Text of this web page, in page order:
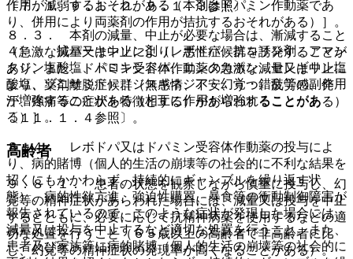
作用が減弱するおそれがある（本剤はドパミン作動薬であ
り、併用により両薬剤の作用が拮抗するおそれがある）］。
４）． 抗パーキンソン剤（レボドパ、抗コリン剤、アマン
タジン塩酸塩、ドロキシドパ、エンタカポン、セレギリン塩
酸塩、ゾニサミド）［ジスキネジア・幻覚・錯乱等の副作用
が増強することがある（相互に作用が増強することがあ
る）］。
高齢者
９．８．１． 患者の状態を観察しながら慎重に投与し、幻
覚等の精神症状があらわれた場合には、減量又は投与を中止
するとともに、必要に応じて抗精神病薬を使用するなどの適
切な処置を行うこと（６５歳以上の高齢者で非高齢者に比
し、幻覚等の精神症状の発現率が高くなることがある）。
〔７．１、９．１．２、９．１．３参照〕。
８．３． 本剤の減量、中止が必要な場合は、漸減すること
（急激な減量又は中止により、悪性症候群を誘発することが
あり、また、ドパミン受容体作動薬の急激な減量又は中止に
より、薬剤離脱症候群（無感情、不安、うつ、疲労感、発
汗、疼痛等の症状を特徴とする）があらわれることがある）
〔１１．１．４参照〕。
８．４． レボドパ又はドパミン受容体作動薬の投与によ
り、病的賭博（個人的生活の崩壊等の社会的に不利な結果を
招くにもかかわらず、持続的にギャンブルを繰り返す状
態）、病的性欲亢進、強迫性購買、暴食等の衝動制御障害が
報告されているので、このような症状が発現した場合には、
減量又は投与を中止するなど適切な処置を行うこと。また、
患者及び家族等に病的賭博（個人的生活の崩壊等の社会的に